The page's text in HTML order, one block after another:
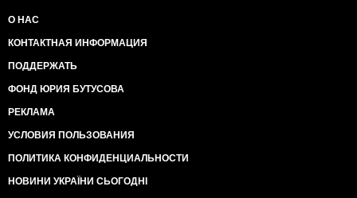
О НАС
КОНТАКТНАЯ ИНФОРМАЦИЯ
ПОДДЕРЖАТЬ
ФОНД ЮРИЯ БУТУСОВА
РЕКЛАМА
УСЛОВИЯ ПОЛЬЗОВАНИЯ
ПОЛИТИКА КОНФИДЕНЦИАЛЬНОСТИ
НОВИНИ УКРАЇНИ СЬОГОДНІ